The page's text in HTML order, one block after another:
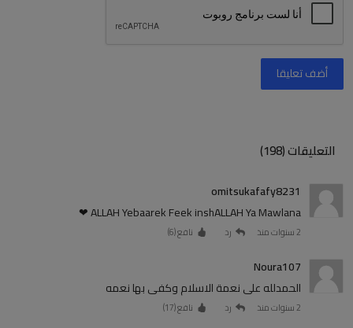
أضف تعليقا
التعليقات (198)
omitsukafafy8231
ALLAH Yebaarek Feek inshALLAH Ya Mawlana ❤
2 سنوات منذ رد نافع (6
)
Noura107
الحمدلله على نعمة الاسلام وكفى بها نعمه
2 سنوات منذ رد نافع (17
)